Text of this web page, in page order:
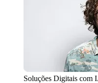
Soluções Digitais com